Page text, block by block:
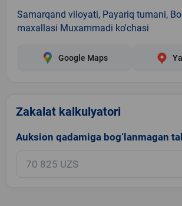
Samarqand viloyati, Payariq tumani,
maxallasi Muxammadi ko'chasi
Google Maps
Zakalat kalkulyatori
Auksion qadamiga bog‘lanmagan